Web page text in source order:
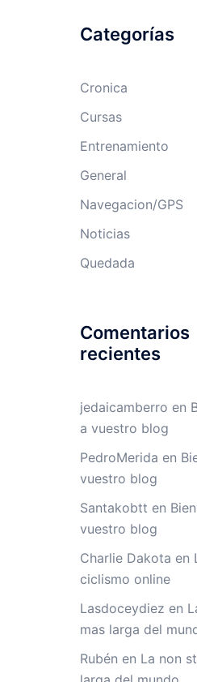
Categorías
Cronica
Cursas
Entrenamiento
General
Navegacion/GPS
Noticias
Quedada
Comentarios
recientes
jedaicamberro en
a vuestro blog
PedroMerida en
vuestro blog
Santakobtt en
vuestro blog
Charlie Dakota en
ciclismo online
Lasdoceydiez en
mas larga del
Rubén en La non